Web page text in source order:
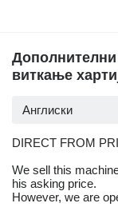
виткање
Англиски
DIRECT FROM
We sell this
his asking price.
However, we are